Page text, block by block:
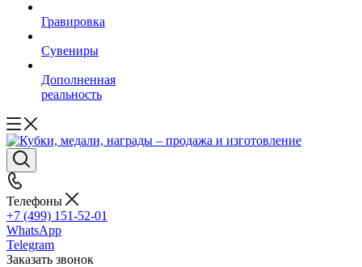
Гравировка
Сувениры
Дополненная
реальность
Телефоны
+7 (499) 151-52-01
WhatsApp
Telegram
Заказать звонок